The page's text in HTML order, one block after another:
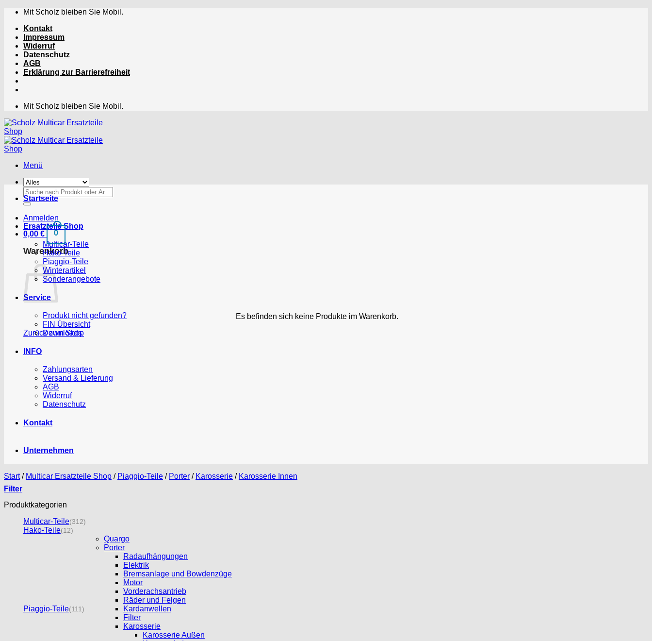
Zum
springen
Mit Scholz bleiben Sie Mobil.
Kontakt
Impressum
Widerruf
Datenschutz
AGB
Erklärung zur Barrierefreiheit
Mit Scholz bleiben Sie Mobil.
Menü
Suchen
nach:
Anmelden
0,00 € 0
Warenkorb
Es befinden sich keine Produkte im Warenkorb.
Zurück zum Shop
Startseite
Ersatzteile Shop
Multicar-Teile
Hako-Teile
Piaggio-Teile
Winterartikel
Sonderangebote
Service
Produkt nicht gefunden?
FIN Übersicht
Downloads
INFO
Zahlungsarten
Versand & Lieferung
AGB
Widerruf
Datenschutz
Kontakt
Unternehmen
Start / Multicar Ersatzteile Shop / Piaggio-Teile / Porter / Karosserie / Karosserie Innen
Filter
Produktkategorien
Multicar-Teile(312)
Hako-Teile(12)
Piaggio-Teile(111)
Quargo
Porter
Radaufhängungen
Elektrik
Bremsanlage und Bowdenzüge
Motor
Vorderachsantrieb
Räder und Felgen
Kardanwellen
Filter
Karosserie
Karosserie Außen